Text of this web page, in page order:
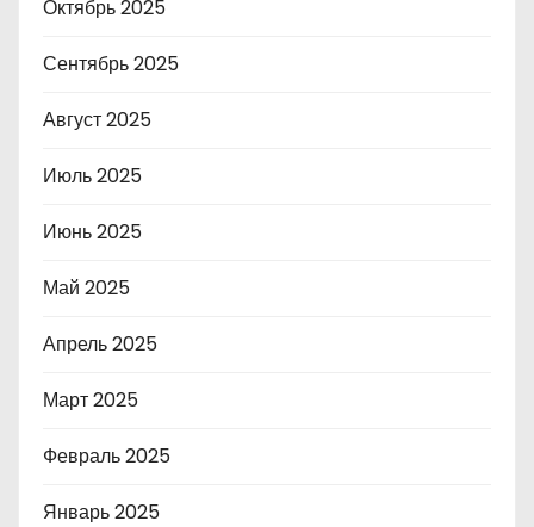
Октябрь 2025
Сентябрь 2025
Август 2025
Июль 2025
Июнь 2025
Май 2025
Апрель 2025
Март 2025
Февраль 2025
Январь 2025